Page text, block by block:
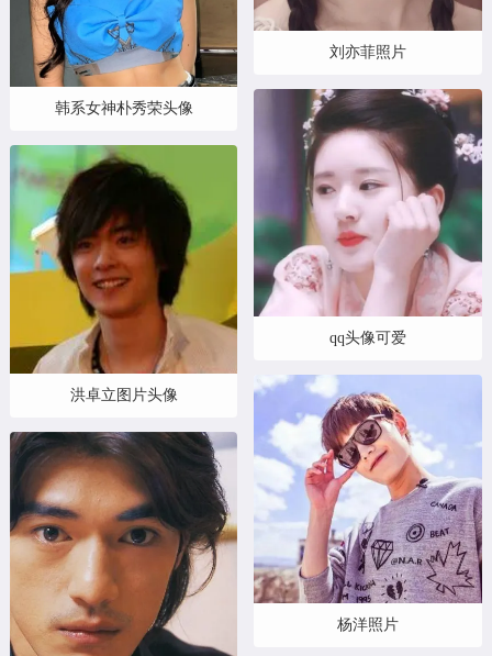
韩系女神朴秀荣头像
洪卓立图片头像
刘亦菲照片
qq头像可爱
杨洋照片